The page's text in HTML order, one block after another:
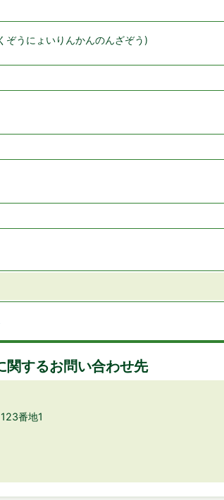
ぞうにょいりんかんのんざぞう)
関するお問い合わせ先
番地1